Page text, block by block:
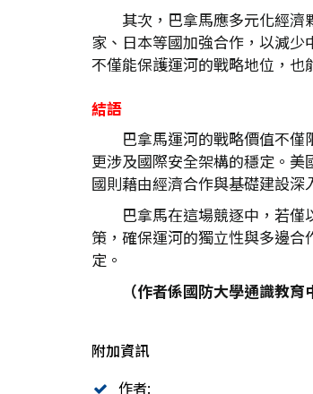
其次，巴拿馬應多元化經
家、日本等國加強合作，以減
不僅能保護運河的戰略地位，也
結語
巴拿馬運河的戰略價值不
更涉及國際安全架構的穩定。
國則藉由經濟合作與基礎建設
巴拿馬在這場競逐中，若
策，確保運河的獨立性與多邊
定。
（作者係國防大學通識教育
附加資訊
作者: